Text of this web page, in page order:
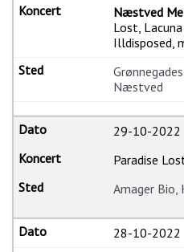
Næstved
Lost,
Illdisposed,
Næstved
29-10-2022
Paradise
Amager Bio,
28-10-2022